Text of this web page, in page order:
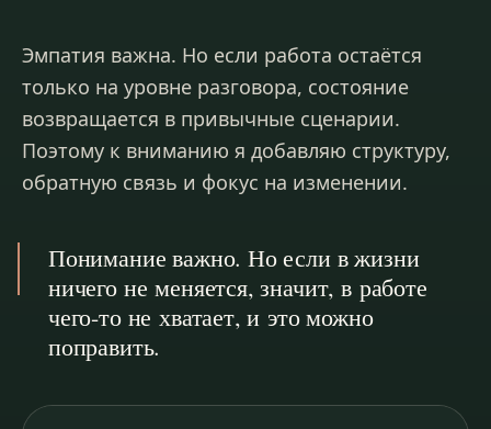
Эмпатия важна. Но если работа остаётся
только на уровне разговора, состояние
возвращается в привычные сценарии.
Поэтому к вниманию я добавляю структуру,
обратную связь и фокус на изменении.
Понимание важно. Но если в жизни
ничего не меняется, значит, в работе
чего-то не хватает, и это можно
поправить.